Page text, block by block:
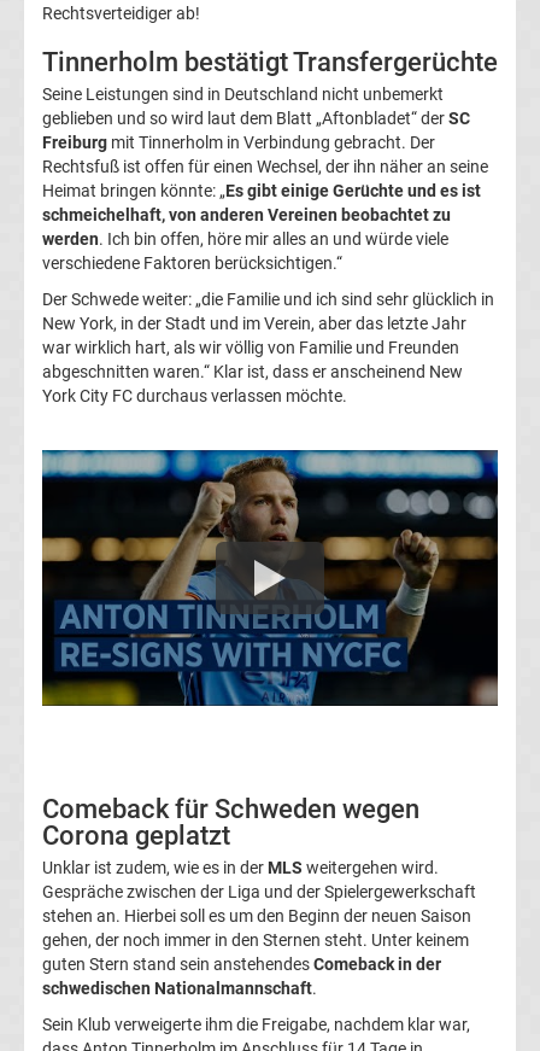
Transfergerüchte
1.
FC
Saarbrücken
Transfergerüchte
1.
FC
Transfergerüchte
1.
FSV
Transfergerüchte
Alemannia
Aachen
Transfergerüchte
Rechtsverteidiger ab!
Tinnerholm bestätigt Transfergerüchte
Seine Leistungen sind in Deutschland nicht unbemerkt
geblieben und so wird laut dem Blatt „Aftonbladet“ derSC
Freiburg mit Tinnerholm in Verbindung gebracht. Der
Rechtsfuß ist offen für einen Wechsel, der ihn näher an seine
Heimat bringen könnte: „Es gibt einige Gerüchte und es ist
schmeichelhaft, von anderen Vereinen beobachtet zu
werden. Ich bin offen, höre mir alles an und würde viele
verschiedene Faktoren berücksichtigen.“
Der Schwede weiter: „die Familie und ich sind sehr glücklich in
New York, in der Stadt und im Verein, aber das letzte Jahr
war wirklich hart, als wir völlig von Familie und Freunden
abgeschnitten waren.“ Klar ist, dass er anscheinend New
York City FC durchaus verlassen möchte.
Comeback für Schweden wegen
Corona geplatzt
Unklar ist zudem, wie es in der MLS weitergehen wird.
Gespräche zwischen der Liga und der Spielergewerkschaft
stehen an. Hierbei soll es um den Beginn der neuen Saison
gehen, der noch immer in den Sternen steht. Unter keinem
guten Stern stand sein anstehendesComeback in der
schwedischen Nationalmannschaft.
Sein Klub verweigerte ihm die Freigabe, nachdem klar war,